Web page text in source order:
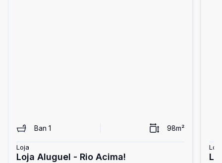
Ban 1 98m²
Loja
Loja Aluguel - Rio Acima!
Loja